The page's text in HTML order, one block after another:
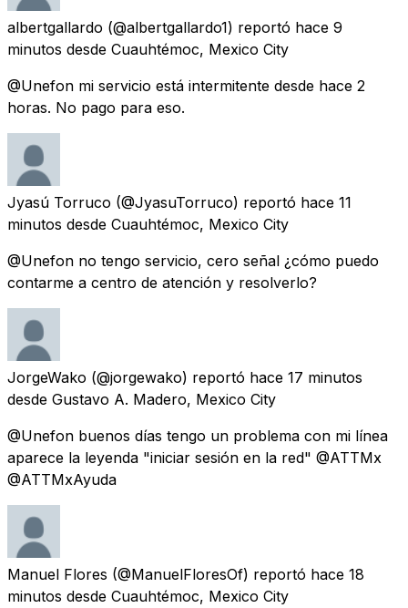
albertgallardo (@albertgallardo1) reportó hace 9
minutos desde Cuauhtémoc, Mexico City
@Unefon mi servicio está intermitente desde hace 2
horas. No pago para eso.
Jyasú Torruco (@JyasuTorruco) reportó hace 11
minutos desde Cuauhtémoc, Mexico City
@Unefon no tengo servicio, cero señal ¿cómo puedo
contarme a centro de atención y resolverlo?
JorgeWako (@jorgewako) reportó hace 17 minutos
desde Gustavo A. Madero, Mexico City
@Unefon buenos días tengo un problema con mi línea
aparece la leyenda "iniciar sesión en la red" @ATTMx
@ATTMxAyuda
Manuel Flores (@ManuelFloresOf) reportó hace 18
minutos desde Cuauhtémoc, Mexico City